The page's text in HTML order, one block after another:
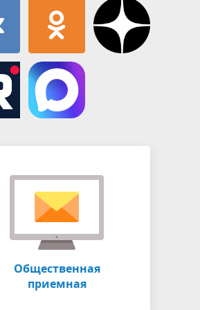
характера
Общественная
приемная